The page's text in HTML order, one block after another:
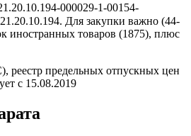
000029-1-00154-
Для закупки важно (44-
иностранных товаров (1875), плюс
, реестр предельных отпускных цен
с 15.08.2019